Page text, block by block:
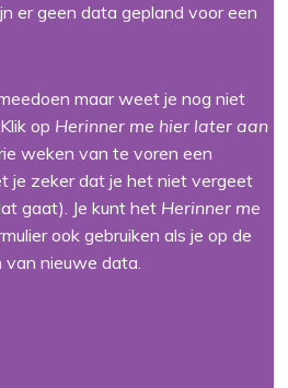
er geen data gepland voor een
maar weet je nog niet
op Herinner me hier later aan
weken van te voren een
je zeker dat je het niet vergeet
gaat). Je kunt het Herinner me
ook gebruiken als je op de
nieuwe data.